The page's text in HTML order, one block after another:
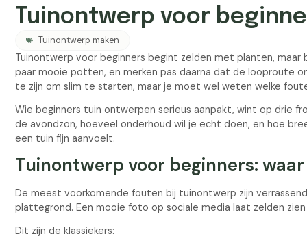
Tuinontwerp voor
Tuinontwerp maken
Tuinontwerp voor beginners begint zelden met planten,
paar mooie potten, en merken pas daarna dat de looproute
te zijn om slim te starten, maar je moet wel weten welke
Wie beginners tuin ontwerpen serieus aanpakt, wint op drie
de avondzon, hoeveel onderhoud wil je echt doen, en hoe
een tuin fijn aanvoelt.
Tuinontwerp voor beginners:
De meest voorkomende fouten bij tuinontwerp zijn
plattegrond. Een mooie foto op sociale media laat zelden
Dit zijn de klassiekers: